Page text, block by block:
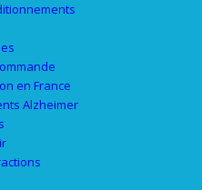
en France
Alzheimer